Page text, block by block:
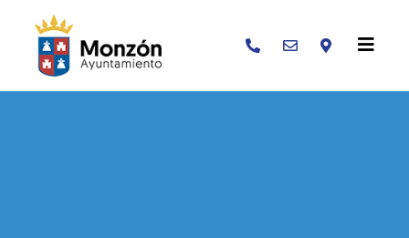
Buscar